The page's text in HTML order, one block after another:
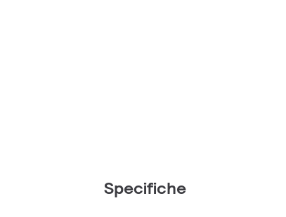
Specifiche